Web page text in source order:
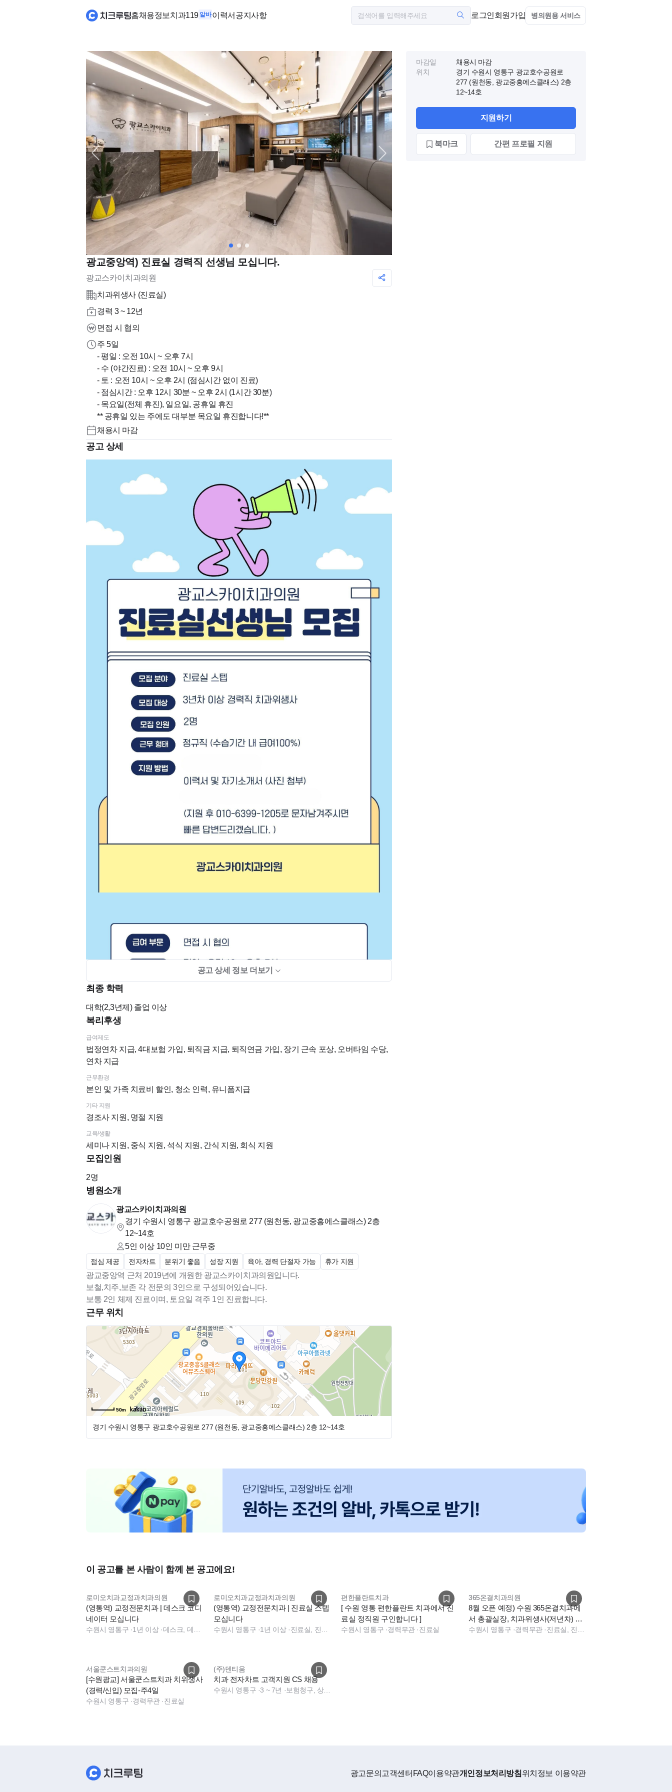
홈채용정보 치과119 알바이력서 공지사항 로그인회원가입 병의원용 서비스
광교중앙역) 진료실 경력직 선생님 모십니다.
광교스카이치과의원
치과위생사 (진료실)
경력 3 ~ 12년
면접 시 협의
주 5일
- 평일 : 오전 10시 ~ 오후 7시
- 수 (야간진료) : 오전 10시 ~ 오후 9시
- 토 : 오전 10시 ~ 오후 2시 (점심시간 없이 진료)
- 점심시간 : 오후 12시 30분 ~ 오후 2시 (1시간 30분)
- 목요일(전체 휴진), 일요일, 공휴일 휴진
** 공휴일 있는 주에도 대부분 목요일 휴진합니다!**
채용시 마감
공고 상세
❤️❤️❤️ 공휴일 있는 주에도 대부분 목요일 휴진니다! ❤️❤️❤️
⛱️ 여름 휴가도 별도로 있습니다. 🏊
● 모집 분야 ●
- 정규직
- 치과위생사
- 경력직3년차 이상 선생님
- 같이 성장하며 치과를 발전시켜주실 밝고 긍정적인 에너지가 가득한 선생님 환영합니다♥
- 협의 후 결정
- 퇴직금 지원 (퇴직연금가입)
- 수습기간 100% 급여 지급 및 주 5일 근무
- 점심, 야간, 토요일 식대 지원 (치과 상가나 건너편 백화점가서 먹고 싶은 음식 사먹어요~ / 저
녁이나 토요일에 맛있는 음식 배달 시켜먹습니다!)
● 복리후생 ●
- 공휴일 휴무 , 법정연차지급 (근속 년수에 따른 연차증가)
- 근속 보상 제도 (♥연차 및 여행경비지원♥)
- 명절 상여금 지급
- 외부 교육 및 세미나비 지원
- 유니폼 및 근무화 지급
- 청소 여사님 계심 (여사님께서 알아서 척척해주시고, 너무 좋으세요~♥)
- 직원/가족/지인 진료비 할인 혜택 (직원 본인 50% 진료비 할인)
공고 상세 정보 더보기
최종 학력
대학(2,3년제)졸업 이상
복리후생
급여제도
법정연차 지급, 4대보험 가입, 퇴직금 지급, 퇴직연금 가입, 장기 근속 포상, 오버타임 수당,
연차 지급
근무환경
본인 및 가족 치료비 할인, 청소 인력, 유니폼지급
기타 지원
경조사 지원, 명절 지원
교육/생활
세미나 지원, 중식 지원, 석식 지원, 간식 지원, 회식 지원
모집인원
2명
병원소개
광교스카이치과의원
경기 수원시 영통구 광교호수공원로 277 (원천동, 광교중흥에스클래스) 2층
12~14호
5인 이상 10인 미만근무중
점심 제공 전자차트 분위기 좋음 성장 지원 육아, 경력 단절자 가능 휴가 지원
광교중앙역 근처 2019년에 개원한 광교스카이치과의원입니다.
보철,치주,보존 각 전문의 3인으로 구성되어있습니다.
보통 2인 체제 진료이며, 토요일 격주 1인 진료합니다.
근무 위치
50m
경기 수원시 영통구 광교호수공원로 277 (원천동, 광교중흥에스클래스) 2층 12~14호
마감일
채용시 마감
위치
경기 수원시 영통구 광교호수공원로
277 (원천동, 광교중흥에스클래스) 2층
12~14호
지원하기
북마크 간편 프로필 지원
이 공고를 본 사람이 함께 본 공고에요!
로미오치과교정과치과의원
(영통역) 교정전문치과 | 데스크 코디
네이터 모십니다
수원시 영통구 ·1년 이상·
로미오치과교정과치과의원
(영통역) 교정전문치과 | 진료실 스텝
모십니다
수원시 영통구 ·1년 이상·
편한플란트치과
[ 수원 영통 편한플란트 치과에서 진
료실 정직원 구인합니다 ]
수원시 영통구 ·경력무관·진료실
365온결치과의원
8월 오픈 예정) 수원 365온결치과에
서 총괄실장, 치과위생사(저년차) 구
인합니다.
수원시 영통구 ·경력무관·
서울쿤스트치과의원
[수원광교] 서울쿤스트치과 치위생사
(경력/신입) 모집-주4일
수원시 영통구 ·경력무관·진료실
(주)덴티움
치과 전자차트 고객지원 CS 채용
수원시 영통구 ·3 ~ 7년 · 보험청구, 상담, 경영지원, 사무직, 치과 보험청구, 치과 상담
광고문의 고객센터 FAQ이용약관개인정보처리방침위치정보 이용약관